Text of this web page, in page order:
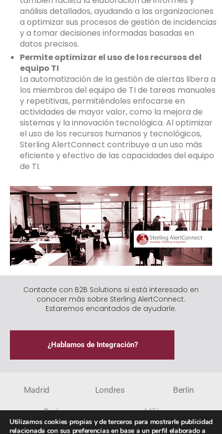
análisis detallados, ayudando a las organizaciones
a optimizar sus procesos de gestión de incidencias
y a tomar decisiones informadas basadas en
datos precisos.
Permite optimizar el uso de los recursos del
equipo TI
La automatización de la gestión de alertas libera a
los miembros del equipo de TI de tareas manuales
y repetitivas, permitiéndoles enfocarse en
actividades de mayor valor, como la mejora de
sistemas y la innovación tecnológica. Al optimizar
el uso de los recursos humanos y tecnológicos,
Sterling AlertConnect contribuye a un uso más
eficiente y efectivo de las capacidades del equipo
de TI.
Contacte con B2B Solutions si está interesado en
conocer más sobre Sterling AlertConnect.
Estaremos encantados de ayudarle.
¿Hablamos de Integración?
Madrid Londres Berlín
París Milán
Utilizamos cookies propias y de terceros para mostrarle publicidad
relacionada con sus preferencias en base a un perfil elaborado a